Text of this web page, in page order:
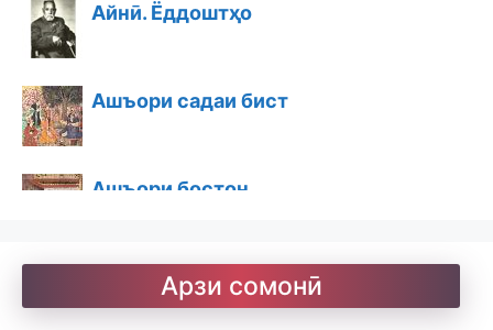
Арзи сомонӣ